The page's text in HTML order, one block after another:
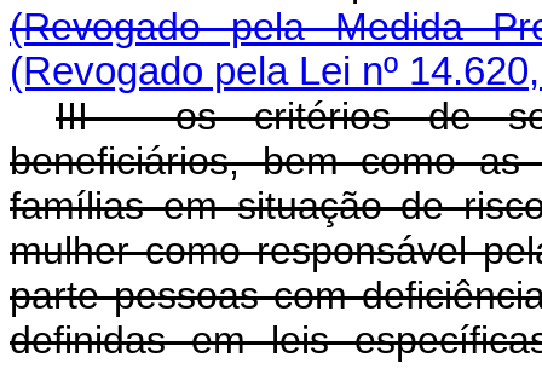
(Revogado pela Medida
(Revogado pela Lei nº
III - os critérios de
beneficiários, bem como
famílias em situação de
mulher como responsável
parte pessoas com
definidas em leis